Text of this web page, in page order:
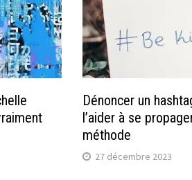
Dénoncer un
l’aider à se
méthode
27 décembre 2023